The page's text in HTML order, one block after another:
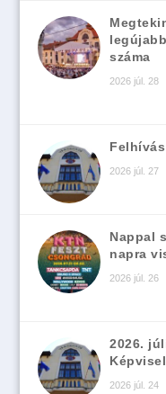
száma
2026 júl. 28
2026 júl. 27
Nappal
napra
2026 júl. 26
2026.
2026 júl. 24